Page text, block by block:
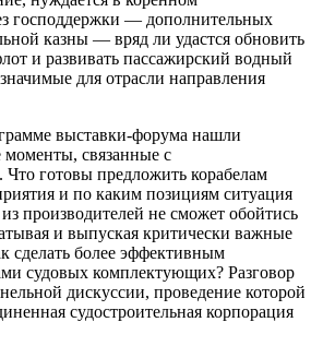
господдержки — дополнительных
казны — вряд ли удастся обновить
и развивать пассажирский водный
для отрасли направления
выставки-форума нашли
связанные с
готовы предложить корабелам
и по каким позициям ситуация
производителей не сможет обойтись
и выпуская критически важные
сделать более эффективным
судовых комплектующих? Разговор
дискуссии, проведение которой
судостроительная корпорация